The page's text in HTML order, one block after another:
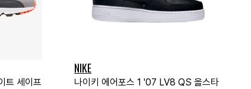
트 세이프
NIKE
나이키 에어포스 1 '07 LV8 QS 올스타